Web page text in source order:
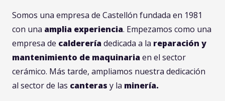
Somos una empresa de Castellón fundada en 1981
con una amplia experiencia. Empezamos como una
empresa de caldereríadedicada a la reparación y
mantenimiento de maquinariaen el sector
cerámico. Más tarde, ampliamos nuestra dedicación
al sector de las canteras y la minería.